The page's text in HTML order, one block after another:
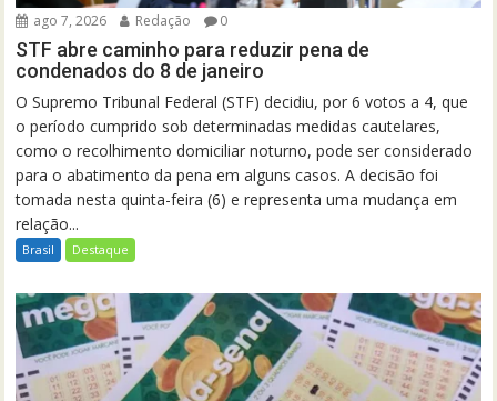
ago 7, 2026 Redação 0
STF abre caminho para reduzir pena de
condenados do 8 de janeiro
O Supremo Tribunal Federal (STF) decidiu, por 6 votos a 4, que
o período cumprido sob determinadas medidas cautelares,
como o recolhimento domiciliar noturno, pode ser considerado
para o abatimento da pena em alguns casos. A decisão foi
tomada nesta quinta-feira (6) e representa uma mudança em
relação...
Brasil Destaque